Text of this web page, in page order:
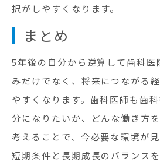
択がしやすくなります。
まとめ
5年後の自分から逆算して歯科医
みだけでなく、将来につながる
やすくなります。歯科医師も歯
分になりたいか、どんな働き方
考えることで、今必要な環境が見
短期条件と長期成長のバランス